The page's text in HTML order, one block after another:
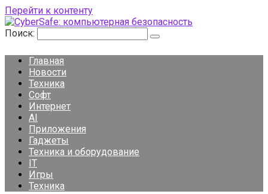
Перейти к контенту
Поиск:
Главная
Новости
Техника
Софт
Интернет
AI
Приложения
Гаджеты
Техника и оборудование
IT
Игры
Техника